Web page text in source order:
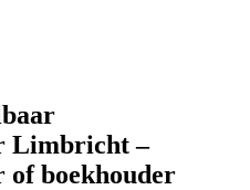
Limbricht –
boekhouder